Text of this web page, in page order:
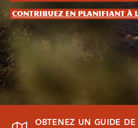
Contribuez en planifiant à
OBTENEZ UN GUIDE DE